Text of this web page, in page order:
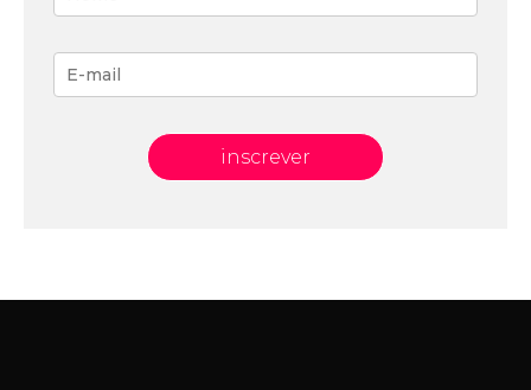
inscrever